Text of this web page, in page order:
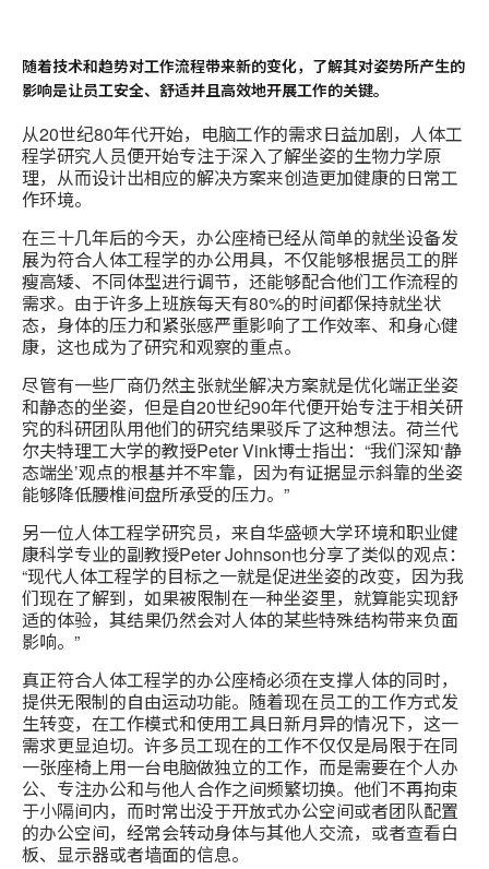
随着技术和趋势对工作流程带来新的变化，了解其对姿势所产生的
影响是让员工安全、舒适并且高效地开展工作的关键。
从20世纪80年代开始，电脑工作的需求日益加剧，人体工
程学研究人员便开始专注于深入了解坐姿的生物力学原
理，从而设计出相应的解决方案来创造更加健康的日常工
作环境。
在三十几年后的今天，办公座椅已经从简单的就坐设备发
展为符合人体工程学的办公用具，不仅能够根据员工的胖
瘦高矮、不同体型进行调节，还能够配合他们工作流程的
需求。由于许多上班族每天有80%的时间都保持就坐状
态，身体的压力和紧张感严重影响了工作效率、和身心健
康，这也成为了研究和观察的重点。
尽管有一些厂商仍然主张就坐解决方案就是优化端正坐姿
和静态的坐姿，但是自20世纪90年代便开始专注于相关研
究的科研团队用他们的研究结果驳斥了这种想法。荷兰代
尔夫特理工大学的教授Peter Vink博士指出：“我们深知‘静
态端坐’观点的根基并不牢靠，因为有证据显示斜靠的坐姿
能够降低腰椎间盘所承受的压力。”
另一位人体工程学研究员，来自华盛顿大学环境和职业健
康科学专业的副教授Peter Johnson也分享了类似的观点：
“现代人体工程学的目标之一就是促进坐姿的改变，因为我
们现在了解到，如果被限制在一种坐姿里，就算能实现舒
适的体验，其结果仍然会对人体的某些特殊结构带来负面
影响。”
真正符合人体工程学的办公座椅必须在支撑人体的同时，
提供无限制的自由运动功能。随着现在员工的工作方式发
生转变，在工作模式和使用工具日新月异的情况下，这一
需求更显迫切。许多员工现在的工作不仅仅是局限于在同
一张座椅上用一台电脑做独立的工作，而是需要在个人办
公、专注办公和与他人合作之间频繁切换。他们不再拘束
于小隔间内，而时常出没于开放式办公空间或者团队配置
的办公空间，经常会转动身体与其他人交流，或者查看白
板、显示器或者墙面的信息。